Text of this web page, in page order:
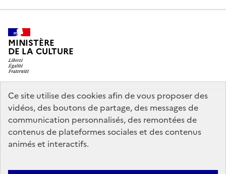
Ce site utilise des cookies afin de vous proposer des
vidéos, des boutons de partage, des messages de
communication personnalisés, des remontées de
contenus de plateformes sociales et des contenus
animés et interactifs.
MINISTÈRE
DE LA CULTURE
legifrance.gouv.fr
info.gouv.fr
service-public.gouv.fr
data.gouv.fr
Politique d’utilisation des témoins de connexion (cookies) Politique